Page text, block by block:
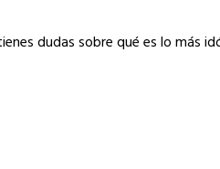
dudas sobre qué es lo más